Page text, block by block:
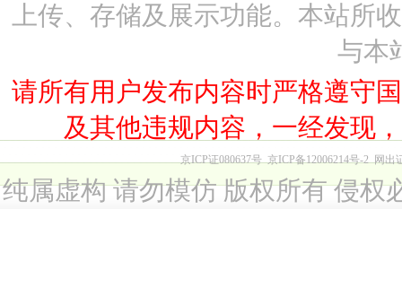
上传、存储及展示功能。本站所
与本
请所有用户发布内容时严格遵守
及其他违规内容，一经发现
京ICP证080637号 京ICP备12006214号-2 网出
纯属虚构 请勿模仿 版权所有 侵权